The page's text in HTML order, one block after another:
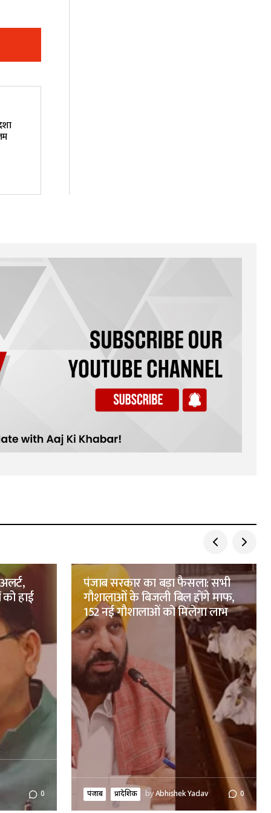
हाई
0
पंजाब सरकार का बड़ा फैसला: सभी
गौशालाओं के बिजली बिल होंगे माफ,
152 नई गौशालाओं को मिलेगा लाभ
पंजाब प्रादेशिक byAbhishek Yadav 0